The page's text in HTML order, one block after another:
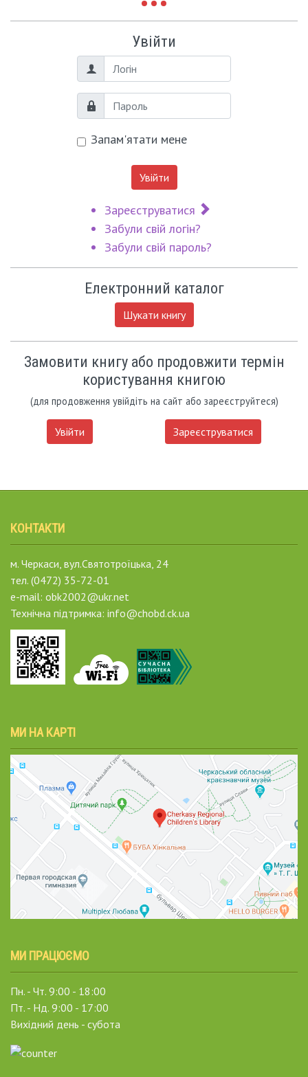
Увійти
Логін
Пароль
Запам'ятати мене
Увійти
Зареєструватися
Забули свій логін?
Забули свій пароль?
Електронний каталог
Шукати книгу
Замовити книгу або продовжити термін
користування книгою
(для продовження увійдіть на сайт або зареєструйтеся)
Увійти Зареєструватися
КОНТАКТИ
м. Черкаси, вул.Святотроїцька, 24
тел. (0472) 35-72-01
e-mail: obk2002@ukr.net
Технічна підтримка: info@chobd.ck.ua
МИ НА КАРТІ
МИ ПРАЦЮЄМО
Пн. - Чт. 9:00 - 18:00
Пт. - Нд. 9:00 - 17:00
Вихідний день - субота